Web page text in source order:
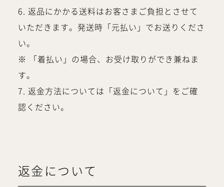
6. 返品にかかる送料はお客さまご負担とさせて
いただきます。発送時「元払い」でお送りくださ
い。
※ 「着払い」の場合、お受け取りができ兼ねま
す。
7. 返金方法については「返金について」をご確
認ください。
返金について